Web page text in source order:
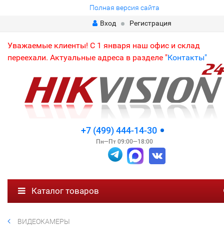
Полная версия сайта
Вход
Регистрация
Уважаемые клиенты! С 1 января наш офис и склад
переехали. Актуальные адреса в разделе "Контакты"
+7 (499) 444-14-30
Пн—Пт 09:00—18:00
Каталог товаров
ВИДЕОКАМЕРЫ